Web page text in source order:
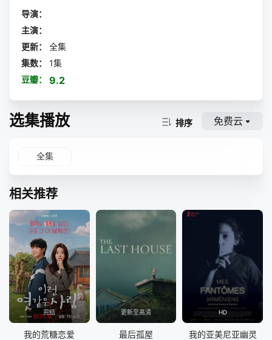
导演：
主演：
更新：
全集
集数：
1集
豆瓣：
9.2
选集播放 排序 免费云
全集
相关推荐
完结
我的荒糖恋爱
更新至高清
最后孤屋
HD
我的亚美尼亚幽灵